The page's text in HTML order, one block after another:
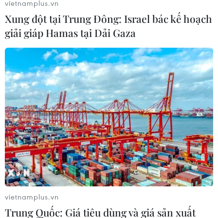
Nhật Bản gỡ cảnh báo sóng thần sau động
đất ở ngoài khơi tỉnh Aomori
12/12/2025 06:24
Cơ quan Khí tượng Nhật Bản đã gỡ cảnh báo sóng
thần sau trận động đất cơ độ lớn 6,7 ở tỉnh Aomori,
không còn nguy cơ cao về sóng thần như ban đầu.
vietnamplus.vn
Xung đột tại Trung Đông: Israel bác kế hoạch
giải giáp Hamas tại Dải Gaza
vietnamplus.vn
Trung Quốc: Giá tiêu dùng và giá sản xuất